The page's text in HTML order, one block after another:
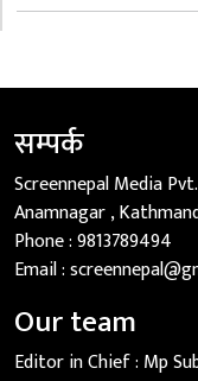
सम्पर्क
Screennepal Media
Anamnagar ,
Phone :9813789494
Email :
Our team
Editor in Chief : Mp